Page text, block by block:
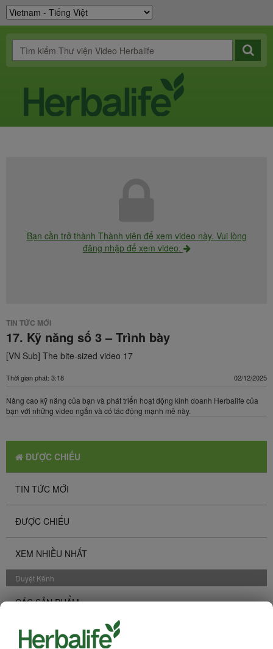
Bạn cần trở thành Thành viên để xem video này. Vui lòng
đăng nhập để xem video.
TIN TỨC MỚI
17. Kỹ năng số 3 – Trình bày​
[VN Sub] The bite-sized video 17
Thời gian phát: 3:18 02/12/2025
Nâng cao kỹ năng của bạn và phát triển hoạt động kinh doanh Herbalife của
bạn với những video ngắn và có tác động mạnh mẽ này.
ĐƯỢC CHIẾU
TIN TỨC MỚI
ĐƯỢC CHIẾU
XEM NHIỀU NHẤT
Duyệt Kênh
CÁC SẢN PHẨM
KINH DOANH